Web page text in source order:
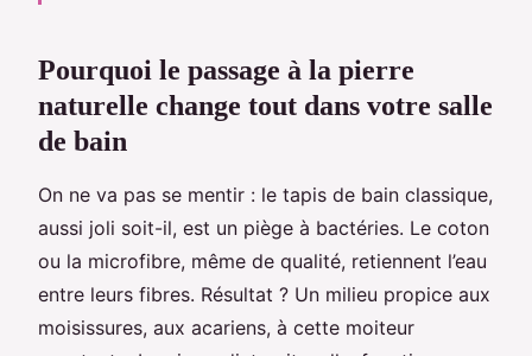
Pourquoi le passage à la pierre
naturelle change tout dans votre salle
de bain
On ne va pas se mentir : le tapis de bain classique,
aussi joli soit-il, est un piège à bactéries. Le coton
ou la microfibre, même de qualité, retiennent l’eau
entre leurs fibres. Résultat ? Un milieu propice aux
moisissures, aux acariens, à cette moiteur